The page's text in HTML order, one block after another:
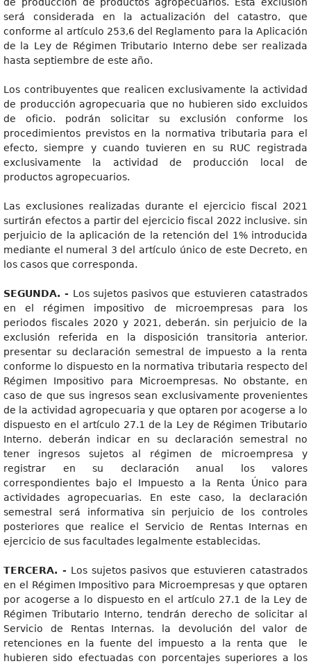
será considerada en la actualización del catastro, que
conforme al artículo 253,6 del Reglamento para la Aplicación
de la Ley de Régimen Tributario Interno debe ser realizada
hasta septiembre de este año.
Los contribuyentes que realicen exclusivamente la actividad
de producción agropecuaria que no hubieren sido excluidos
de oficio. podrán solicitar su exclusión conforme los
procedimientos previstos en la normativa tributaria para el
efecto, siempre y cuando tuvieren en su RUC registrada
exclusivamente la actividad de producción local de
productos agropecuarios.
Las exclusiones realizadas durante el ejercicio fiscal 2021
surtirán efectos a partir del ejercicio fiscal 2022 inclusive. sin
perjuicio de la aplicación de la retención del 1% introducida
mediante el numeral 3 del artículo único de este Decreto, en
los casos que corresponda.
SEGUNDA. - Los sujetos pasivos que estuvieren catastrados
en el régimen impositivo de microempresas para los
periodos fiscales 2020 y 2021, deberán. sin perjuicio de la
exclusión referida en la disposición transitoria anterior.
presentar su declaración semestral de impuesto a la renta
conforme lo dispuesto en la normativa tributaria respecto del
Régimen Impositivo para Microempresas. No obstante, en
caso de que sus ingresos sean exclusivamente provenientes
de la actividad agropecuaria y que optaren por acogerse a lo
dispuesto en el artículo 27.1 de la Ley de Régimen Tributario
Interno. deberán indicar en su declaración semestral no
tener ingresos sujetos al régimen de microempresa y
registrar en su declaración anual los valores
correspondientes bajo el Impuesto a la Renta Único para
actividades agropecuarias. En este caso, la declaración
semestral será informativa sin perjuicio de los controles
posteriores que realice el Servicio de Rentas Internas en
ejercicio de sus facultades legalmente establecidas.
TERCERA. - Los sujetos pasivos que estuvieren catastrados
en el Régimen Impositivo para Microempresas y que optaren
por acogerse a lo dispuesto en el artículo 27.1 de la Ley de
Régimen Tributario Interno, tendrán derecho de solicitar al
Servicio de Rentas Internas. la devolución del valor de
retenciones en la fuente del impuesto a la renta que le
hubieren sido efectuadas con porcentajes superiores a los